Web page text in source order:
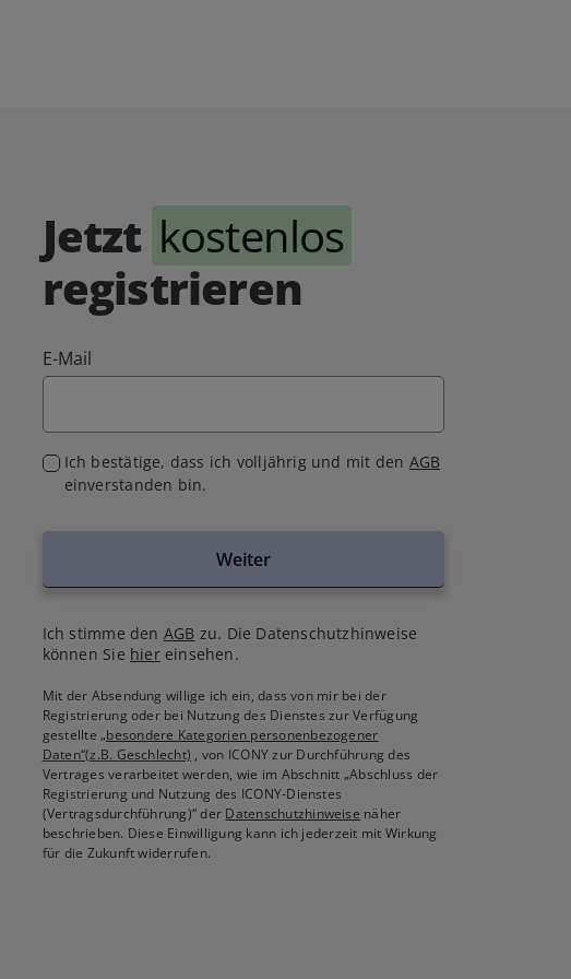
Jetzt kostenlos
registrieren
E-Mail
Ich bestätige, dass ich volljährig und mit den AGB
einverstanden bin.
Weiter
Ich stimme den AGB zu. Die Datenschutzhinweise
können Sie hiereinsehen.
Mit der Absendung willige ich ein, dass von mir bei der
Registrierung oder bei Nutzung des Dienstes zur Verfügung
gestellte„besondere Kategorien personenbezogener
Daten“(z.B. Geschlecht) , von ICONY zur Durchführung des
Vertrages verarbeitet werden, wie im Abschnitt „Abschluss der
Registrierung und Nutzung des ICONY-Dienstes
(Vertragsdurchführung)“ der Datenschutzhinweise näher
beschrieben. Diese Einwilligung kann ich jederzeit mit Wirkung
für die Zukunft widerrufen.